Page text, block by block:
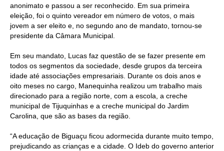
anonimato e passou a ser reconhecido. Em sua primeira
eleição, foi o quinto vereador em número de votos, o mais
jovem a ser eleito e, no segundo ano de mandato, tornou-se
presidente da Câmara Municipal.
Em seu mandato, Lucas faz questão de se fazer presente em
todos os segmentos da sociedade, desde grupos da terceira
idade até associações empresariais. Durante os dois anos e
oito meses no cargo, Manequinha realizou um trabalho mais
direcionado para a região norte, com a escola, a creche
municipal de Tijuquinhas e a creche municipal do Jardim
Carolina, que são as bases da região.
“A educação de Biguaçu ficou adormecida durante muito tempo,
prejudicando as crianças e a cidade. O Ideb do governo anterior